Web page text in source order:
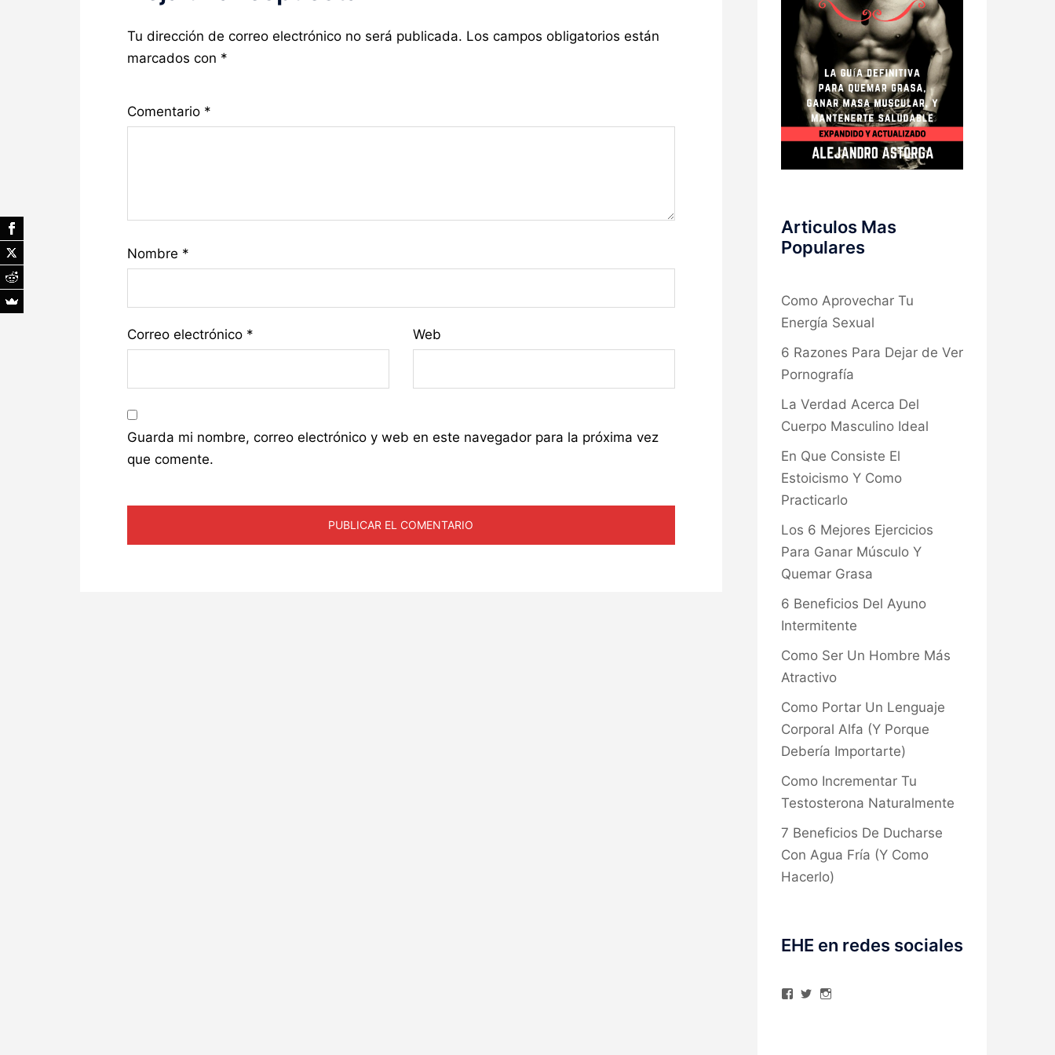
Tu dirección de correo electrónico no será publicada. Los campos obligatorios están
marcados con *
Comentario *
Nombre *
Correo electrónico * Web
Guarda mi nombre, correo electrónico y web en este navegador para la próxima vez
que comente.
Articulos Mas
Populares
Como Aprovechar Tu
Energía Sexual
6 Razones Para Dejar de Ver
Pornografía
La Verdad Acerca Del
Cuerpo Masculino Ideal
En Que Consiste El
Estoicismo Y Como
Practicarlo
Los 6 Mejores Ejercicios
Para Ganar Músculo Y
Quemar Grasa
6 Beneficios Del Ayuno
Intermitente
Como Ser Un Hombre Más
Atractivo
Como Portar Un Lenguaje
Corporal Alfa (Y Porque
Debería Importarte)
Como Incrementar Tu
Testosterona Naturalmente
7 Beneficios De Ducharse
Con Agua Fría (Y Como
Hacerlo)
EHE en redes sociales
Ver
VerVer